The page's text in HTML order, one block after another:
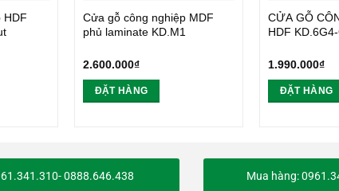
HDF
Cửa gỗ công nghiệp MDF
phủ laminate KD.M1
2.600.000₫
ĐẶT HÀNG
CỬA GỖ
HDF
1.990.000₫
ĐẶT HÀNG
0888.646.438 Mua hàng: